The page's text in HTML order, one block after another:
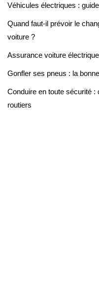
Véhicules électriques :
Quand faut-il prévoir le
voiture ?
Assurance voiture
Gonfler ses pneus : la
Conduire en toute sécurité
routiers